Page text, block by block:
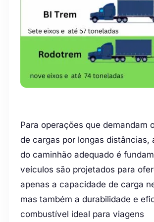
Para operações que demandam
de cargas por longas distâncias,
do caminhão adequado é
veículos são projetados para
apenas a capacidade de carga
mas também a durabilidade e
combustível ideal para viagens